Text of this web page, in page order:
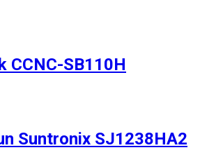
CCNC-SB110H
Suntronix SJ1238HA2